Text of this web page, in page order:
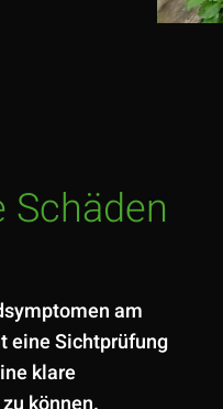
am
eine Sichtprüfung
klare